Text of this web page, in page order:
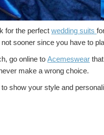
for the perfect wedding suits
sooner since you have to
go online to Acemeswear
make a wrong choice.
show your style and